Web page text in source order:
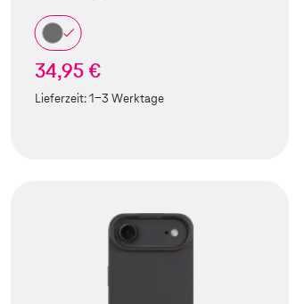
34,95 €
Lieferzeit:1-3 Werktage